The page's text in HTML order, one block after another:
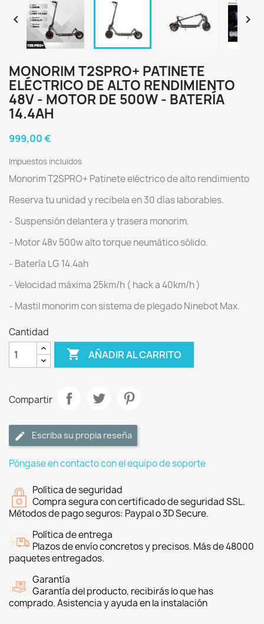
 
MONORIM T2SPRO+ PATINETE
ELÉCTRICO DE ALTO RENDIMIENTO
48V - MOTOR DE 500W - BATERÍA
14.4AH
999,00 €
Impuestos incluidos
Monorim T2SPRO+ Patinete eléctrico de alto rendimiento
Reserva tu unidad y recibela en 30 días laborables.
- Suspensión delantera y trasera monorim.
- Motor 48v 500w alto torque neumático sólido.
- Batería LG 14.4ah
- Velocidad máxima 25km/h ( hack a 40km/h )
- Mastil monorim con sistema de plegado Ninebot Max.
Cantidad
 AÑADIR AL CARRITO
Compartir
Escriba su propia reseña
Póngase en contacto con el equipo de soporte
Política de seguridad
Compra segura con certificado de seguridad SSL.
Métodos de pago seguros: Paypal o 3D Secure.
Política de entrega
Plazos de envío concretos y precisos. Más de 48000
paquetes entregados.
Garantía
Garantía del producto, recibirás lo que has
comprado. Asistencia y ayuda en la instalación